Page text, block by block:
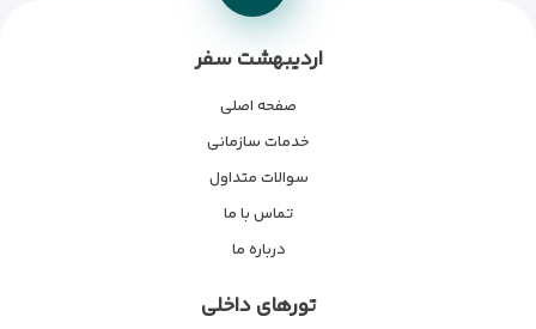
اردیبهشت سفر
صفحه اصلی
خدمات سازمانی
سوالات متداول
تماس با ما
درباره ما
تورهای داخلی